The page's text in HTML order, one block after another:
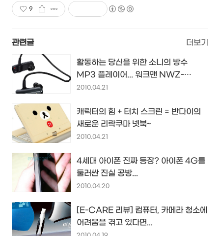
9
관련글 더보기
활동하는 당신을 위한 소니의 방수
MP3 플레이어... 워크맨 NWZ-
W250
2010.04.21
캐릭터의 힘 + 터치 스크린 = 반다이의
새로운 리락쿠마 넷북~
2010.04.21
4세대 아이폰 진짜 등장? 아이폰 4G를
둘러싼 진실 공방...
2010.04.20
[E-CARE 리뷰] 컴퓨터, 카메라 청소에
어려움을 겪고 있다면...